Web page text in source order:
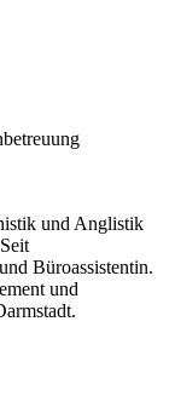
und Anglistik
Büroassistentin.
und